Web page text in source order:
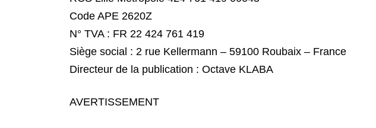
Code APE 2620Z
N° TVA : FR 22 424 761 419
Siège social : 2 rue Kellermann – 59100 Roubaix – France
Directeur de la publication : Octave KLABA
AVERTISSEMENT